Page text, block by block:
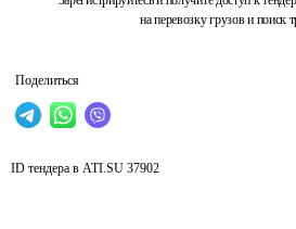
на перевозку грузов и поиск
Поделиться
ID тендера в ATI.SU 37902